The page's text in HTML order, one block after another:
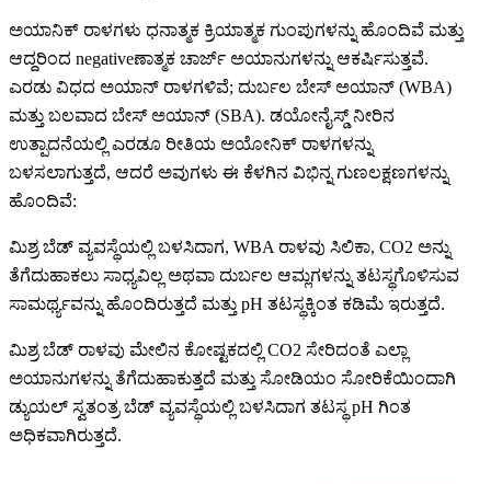
ಅಯಾನಿಕ್ ರಾಳಗಳು ಧನಾತ್ಮಕ ಕ್ರಿಯಾತ್ಮಕ ಗುಂಪುಗಳನ್ನು ಹೊಂದಿವೆ ಮತ್ತು
ಆದ್ದರಿಂದ negativeಣಾತ್ಮಕ ಚಾರ್ಜ್ ಅಯಾನುಗಳನ್ನು ಆಕರ್ಷಿಸುತ್ತವೆ.
ಎರಡು ವಿಧದ ಅಯಾನ್ ರಾಳಗಳಿವೆ; ದುರ್ಬಲ ಬೇಸ್ ಅಯಾನ್ (WBA)
ಮತ್ತು ಬಲವಾದ ಬೇಸ್ ಅಯಾನ್ (SBA). ಡಯೋನೈಸ್ಡ್ ನೀರಿನ
ಉತ್ಪಾದನೆಯಲ್ಲಿ ಎರಡೂ ರೀತಿಯ ಅಯೋನಿಕ್ ರಾಳಗಳನ್ನು
ಬಳಸಲಾಗುತ್ತದೆ, ಆದರೆ ಅವುಗಳು ಈ ಕೆಳಗಿನ ವಿಭಿನ್ನ ಗುಣಲಕ್ಷಣಗಳನ್ನು
ಹೊಂದಿವೆ:
ಮಿಶ್ರ ಬೆಡ್ ವ್ಯವಸ್ಥೆಯಲ್ಲಿ ಬಳಸಿದಾಗ, WBA ರಾಳವು ಸಿಲಿಕಾ, CO2 ಅನ್ನು
ತೆಗೆದುಹಾಕಲು ಸಾಧ್ಯವಿಲ್ಲ ಅಥವಾ ದುರ್ಬಲ ಆಮ್ಲಗಳನ್ನು ತಟಸ್ಥಗೊಳಿಸುವ
ಸಾಮರ್ಥ್ಯವನ್ನು ಹೊಂದಿರುತ್ತದೆ ಮತ್ತು pH ತಟಸ್ಥಕ್ಕಿಂತ ಕಡಿಮೆ ಇರುತ್ತದೆ.
ಮಿಶ್ರ ಬೆಡ್ ರಾಳವು ಮೇಲಿನ ಕೋಷ್ಟಕದಲ್ಲಿ CO2 ಸೇರಿದಂತೆ ಎಲ್ಲಾ
ಅಯಾನುಗಳನ್ನು ತೆಗೆದುಹಾಕುತ್ತದೆ ಮತ್ತು ಸೋಡಿಯಂ ಸೋರಿಕೆಯಿಂದಾಗಿ
ಡ್ಯುಯಲ್ ಸ್ವತಂತ್ರ ಬೆಡ್ ವ್ಯವಸ್ಥೆಯಲ್ಲಿ ಬಳಸಿದಾಗ ತಟಸ್ಥ pH ಗಿಂತ
ಅಧಿಕವಾಗಿರುತ್ತದೆ.